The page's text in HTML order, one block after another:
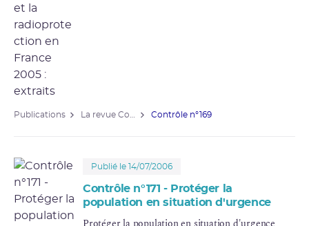
Publications Contrôle n°169
Publié le 14/07/2006
Contrôle n°171 - Protéger la
population en situation d'urgence